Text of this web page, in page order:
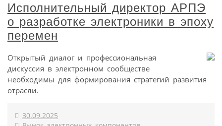
Исполнительный директор АРПЭ
о разработке электроники в эпоху
перемен
Открытый диалог и профессиональная
дискуссия в электронном сообществе
необходимы для формирования стратегий развития
отрасли.
30.09.2025